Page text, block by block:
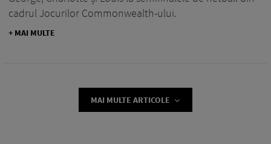
cadrul Jocurilor Commonwealth-ului.
+ MAI MULTE
MAI MULTE ARTICOLE